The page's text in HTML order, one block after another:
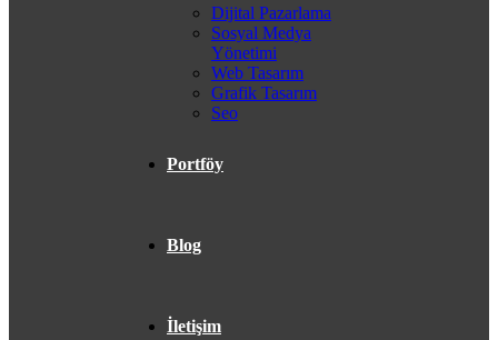
Dijital Pazarlama
Sosyal Medya
Yönetimi
Web Tasarım
Grafik Tasarım
Seo
Portföy
Blog
İletişim